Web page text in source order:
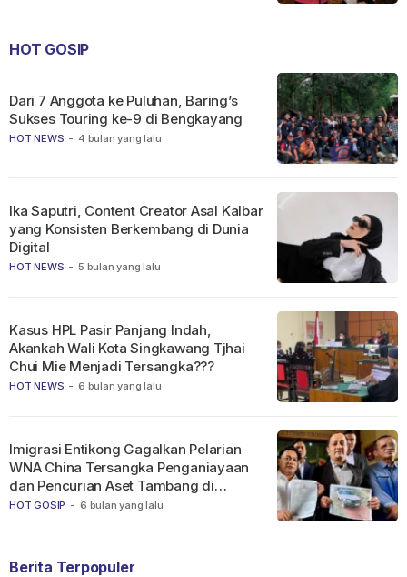
HOT GOSIP
HOT NEWS - 4 bulan yang lalu
Dari 7 Anggota ke Puluhan, Baring’s
Sukses Touring ke-9 di Bengkayang
HOT NEWS - 5 bulan yang lalu
Ika Saputri, Content Creator Asal Kalbar
yang Konsisten Berkembang di Dunia
Digital
HOT NEWS - 6 bulan yang lalu
Kasus HPL Pasir Panjang Indah,
Akankah Wali Kota Singkawang Tjhai
Chui Mie Menjadi Tersangka???
HOT GOSIP - 6 bulan yang lalu
Imigrasi Entikong Gagalkan Pelarian
WNA China Tersangka Penganiayaan
dan Pencurian Aset Tambang di
Ketapang
Berita Terpopuler